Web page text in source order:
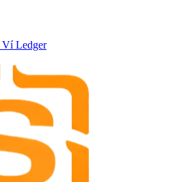
Ví Ledger